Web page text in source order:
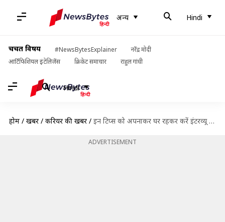
अन्य Hindi
चर्चित विषय #NewsBytesExplainer
नरेंद्र मोदी
आर्टिफिशियल इंटेलिजेंस
क्रिकेट समाचार राहुल गांधी
Hindi
होम / खबरें / करियर की खबरें / इन टिप्स को अपनाकर घर रहकर करें इंटरव्यू की तैयारी, आसानी से करेंगे पास
ADVERTISEMENT